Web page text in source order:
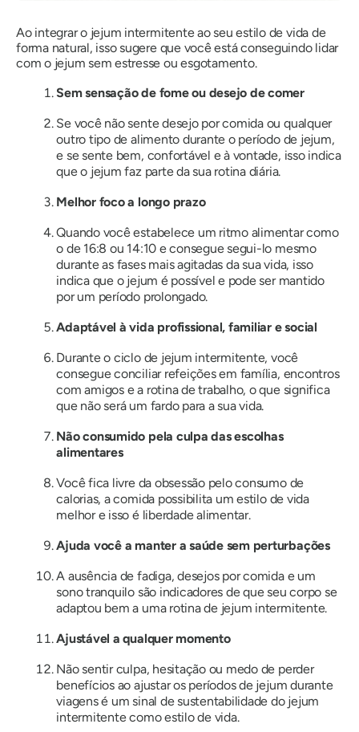
Ao integrar o jejum intermitente ao seu estilo de vida de
forma natural, isso sugere que você está conseguindo lidar
com o jejum sem estresse ou esgotamento.
Sem sensação de fome ou desejo de comer
Se você não sente desejo por comida ou qualquer
outro tipo de alimento durante o período de jejum,
e se sente bem, confortável e à vontade, isso indica
que o jejum faz parte da sua rotina diária.
Melhor foco a longo prazo
Quando você estabelece um ritmo alimentar como
o de 16:8 ou 14:10 e consegue segui-lo mesmo
durante as fases mais agitadas da sua vida, isso
indica que o jejum é possível e pode ser mantido
por um período prolongado.
Adaptável à vida profissional, familiar e social
Durante o ciclo de jejum intermitente, você
consegue conciliar refeições em família, encontros
com amigos e a rotina de trabalho, o que significa
que não será um fardo para a sua vida.
Não consumido pela culpa das escolhas
alimentares
Você fica livre da obsessão pelo consumo de
calorias, a comida possibilita um estilo de vida
melhor e isso é liberdade alimentar.
Ajuda você a manter a saúde sem perturbações
A ausência de fadiga, desejos por comida e um
sono tranquilo são indicadores de que seu corpo se
adaptou bem a uma rotina de jejum intermitente.
Ajustável a qualquer momento
Não sentir culpa, hesitação ou medo de perder
benefícios ao ajustar os períodos de jejum durante
viagens é um sinal de sustentabilidade do jejum
intermitente como estilo de vida.